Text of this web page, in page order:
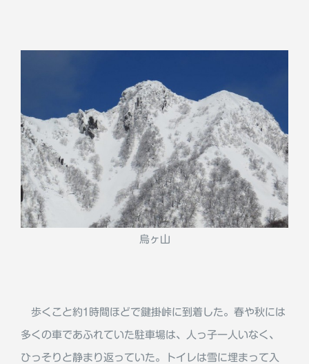
烏ヶ山
歩くこと約1時間ほどで鍵掛峠に到着した。春や秋には
多くの車であふれていた駐車場は、人っ子一人いなく、
ひっそりと静まり返っていた。トイレは雪に埋まって入